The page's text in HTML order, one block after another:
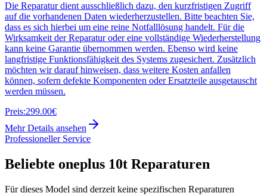
Die Reparatur dient ausschließlich dazu, den kurzfristigen Zugriff
auf die vorhandenen Daten wiederherzustellen. Bitte beachten Sie,
dass es sich hierbei um eine reine Notfalllösung handelt. Für die
Wirksamkeit der Reparatur oder eine vollständige Wiederherstellung
kann keine Garantie übernommen werden. Ebenso wird keine
langfristige Funktionsfähigkeit des Systems zugesichert. Zusätzlich
möchten wir darauf hinweisen, dass weitere Kosten anfallen
können, sofern defekte Komponenten oder Ersatzteile ausgetauscht
werden müssen.
Preis:299.00€
Mehr Details ansehen
Professioneller Service
Beliebte oneplus 10t Reparaturen
Für dieses Model sind derzeit keine spezifischen Reparaturen